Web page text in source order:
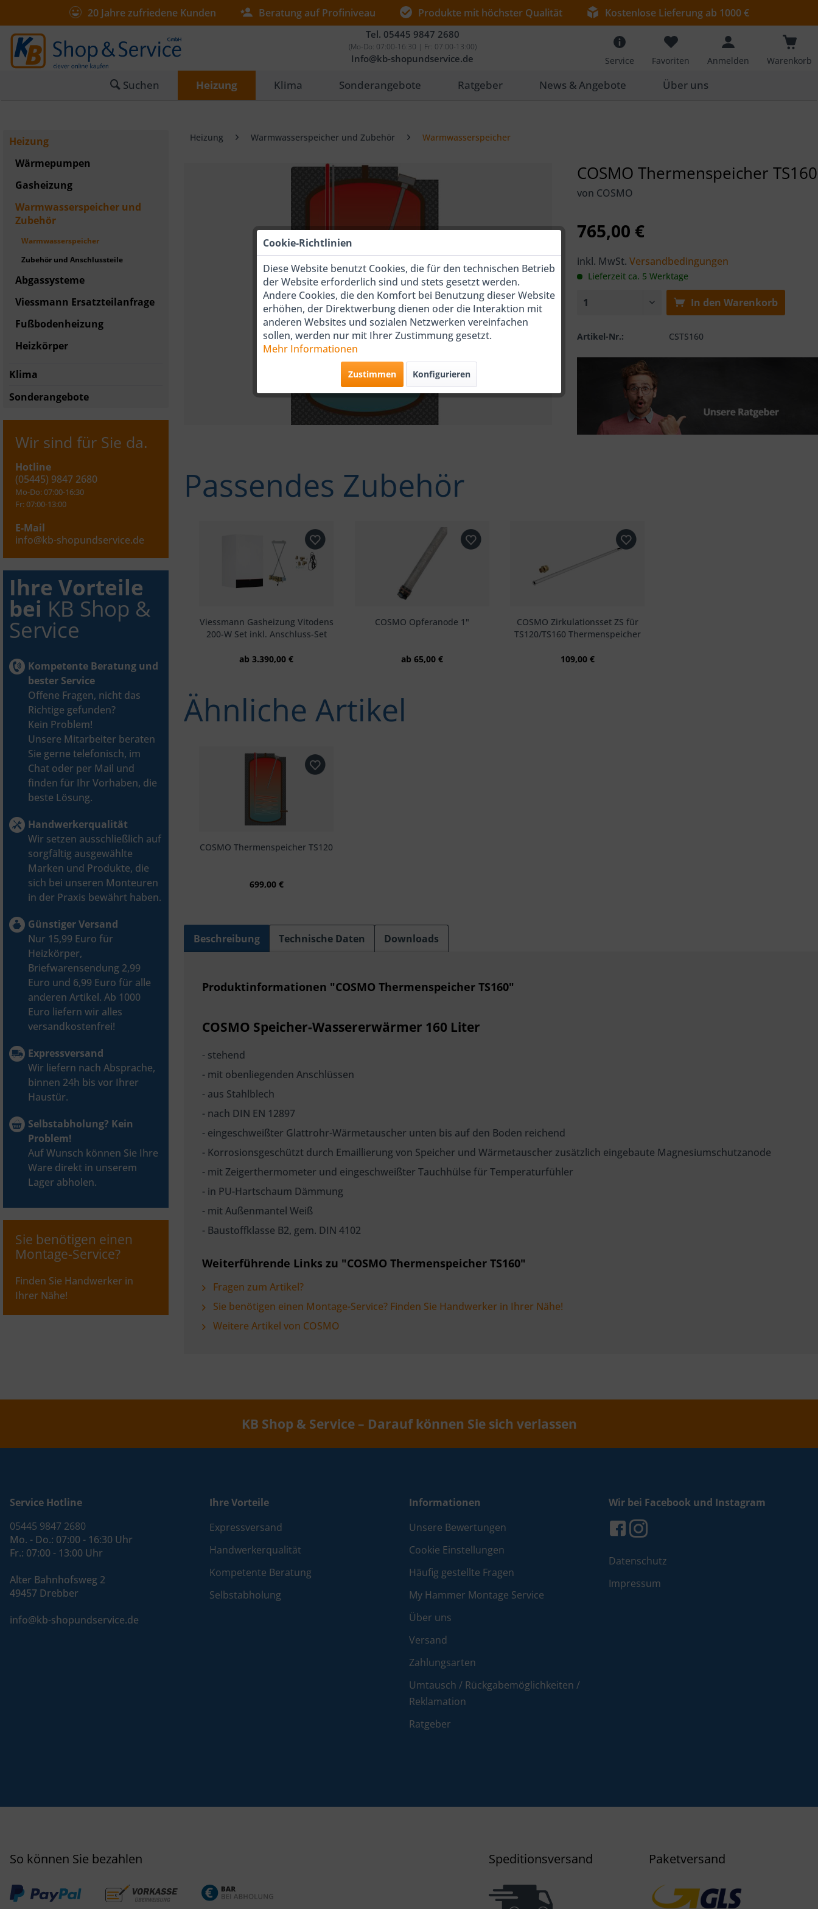
20 Jahre zufriedene Kunden Beratung auf Profiniveau Produkte mit höchster Qualität Kostenlose Lieferung ab 1000 €
Tel. 05445 9847 2680
(Mo-Do: 07:00-16:30 | Fr: 07:00-13:00)
Info@kb-shopundservice.de Service Favoriten Anmelden Warenkorb
Suchen Heizung Klima Sonderangebote Ratgeber News & Angebote Über uns
Heizung
Wärmepumpen
Gasheizung
Warmwasserspeicher und
Zubehör
Warmwasserspeicher
Zubehör und Anschlussteile
Abgassysteme
Viessmann Ersatzteilanfrage
Fußbodenheizung
Heizkörper
Klima
Sonderangebote
Wir sind für Sie da.
Hotline
(05445) 9847 2680
Mo-Do: 07:00-16:30
Fr: 07:00-13:00
E-Mail
info@kb-shopundservice.de
Ihre Vorteile
bei KB Shop &
Service
Kompetente Beratung und
bester Service
Offene Fragen, nicht das
Richtige gefunden?
Kein Problem!
Unsere Mitarbeiter beraten
Sie gerne telefonisch, im
Chat oder per Mail und
finden für Ihr Vorhaben, die
beste Lösung.
Handwerkerqualität
Wir setzen ausschließlich auf
sorgfältig ausgewählte
Marken und Produkte, die
sich bei unseren Monteuren
in der Praxis bewährt haben.
Günstiger Versand
Nur 15,99 Euro für
Heizkörper,
Briefwarensendung 2,99
Euro und 6,99 Euro für alle
anderen Artikel. Ab 1000
Euro liefern wir alles
versandkostenfrei!
Expressversand
Wir liefern nach Absprache,
binnen 24h bis vor Ihrer
Haustür.
Selbstabholung? Kein
Problem!
Auf Wunsch können Sie Ihre
Ware direkt in unserem
Lager abholen.
Sie benötigen einen
Montage-Service?
Finden Sie Handwerker in
Ihrer Nähe!
Heizung Warmwasserspeicher und Zubehör Warmwasserspeicher
COSMO Thermenspeicher TS160
von COSMO
765,00 €
inkl. MwSt.Versandbedingungen
Lieferzeit ca. 5 Werktage
In den Warenkorb
Artikel-Nr.: CSTS160
Passendes Zubehör
Viessmann Gasheizung Vitodens
200-W Set inkl. Anschluss-Set
ab 3.390,00 €
COSMO Opferanode 1"
ab 65,00 €
COSMO Zirkulationsset ZS für
TS120/TS160 Thermenspeicher
109,00 €
Ähnliche Artikel
COSMO Thermenspeicher TS120
699,00 €
Beschreibung Technische Daten Downloads
Produktinformationen "COSMO Thermenspeicher TS160"
COSMO Speicher-Wassererwärmer 160 Liter
- stehend
- mit obenliegenden Anschlüssen
- aus Stahlblech
- nach DIN EN 12897
- eingeschweißter Glattrohr-Wärmetauscher unten bis auf den Boden reichend
- Korrosionsgeschützt durch Emaillierung von Speicher und Wärmetauscher zusätzlich eingebaute Magnesiumschutzanode
- mit Zeigerthermometer und eingeschweißter Tauchhülse für Temperaturfühler
- in PU-Hartschaum Dämmung
- mit Außenmantel Weiß
- Baustoffklasse B2, gem. DIN 4102
Weiterführende Links zu "COSMO Thermenspeicher TS160"
Fragen zum Artikel?
Sie benötigen einen Montage-Service? Finden Sie Handwerker in Ihrer Nähe!
Weitere Artikel von COSMO
KB Shop & Service – Darauf können Sie sich verlassen
Service Hotline
05445 9847 2680
Mo. - Do.: 07:00 - 16:30 Uhr
Fr.: 07:00 - 13:00 Uhr
Alter Bahnhofsweg 2
49457 Drebber
info@kb-shopundservice.de
Ihre Vorteile
Expressversand
Handwerkerqualität
Kompetente Beratung
Selbstabholung
Informationen
Unsere Bewertungen
Cookie Einstellungen
Häufig gestellte Fragen
My Hammer Montage Service
Über uns
Versand
Zahlungsarten
Umtausch / Rückgabemöglichkeiten /
Reklamation
Ratgeber
Wir bei Facebook und Instagram
Datenschutz
Impressum
So können Sie bezahlen Speditionsversand Paketversand
Cookie-Richtlinien
Diese Website benutzt Cookies, die für den technischen Betrieb
der Website erforderlich sind und stets gesetzt werden.
Andere Cookies, die den Komfort bei Benutzung dieser Website
erhöhen, der Direktwerbung dienen oder die Interaktion mit
anderen Websites und sozialen Netzwerken vereinfachen
sollen, werden nur mit Ihrer Zustimmung gesetzt.
Mehr Informationen
Zustimmen Konfigurieren